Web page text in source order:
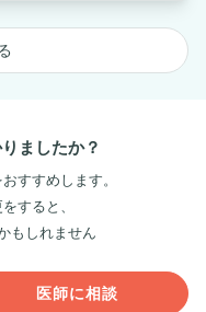
ましたか？
すすめします。
すると、
もしれません
医師に相談